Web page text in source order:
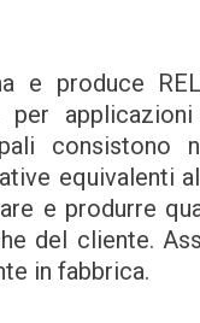
e produce
per
consistono
equivalenti
e produrre
del cliente.
in fabbrica.